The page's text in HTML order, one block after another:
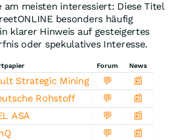
am meisten interessiert: Diese Titel
besonders häufig
klarer Hinweis auf gesteigertes
oder spekulatives Interesse.
Forum News
Strategic Mining 💬
📰
Rohstoff 💬
📰
ASA 💬
📰
💬
📰